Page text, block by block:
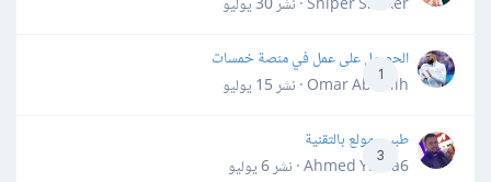
1
الحصول على عمل في منصة خمسات
Omar Abdallh · نشر
15 يوليو
3
طبيب مولع بالتقنية
Ahmed Yahia6 · نشر
6 يوليو